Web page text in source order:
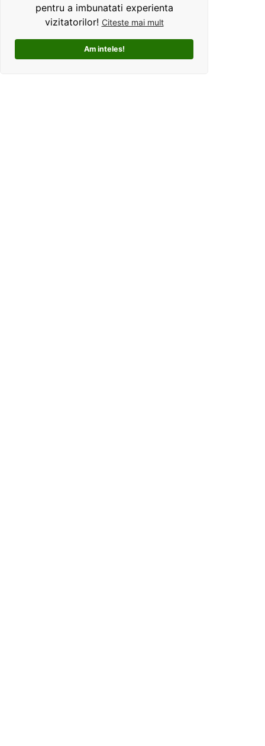
pentru a imbunatati experienta
vizitatorilor! Citeste mai mult
Am inteles!